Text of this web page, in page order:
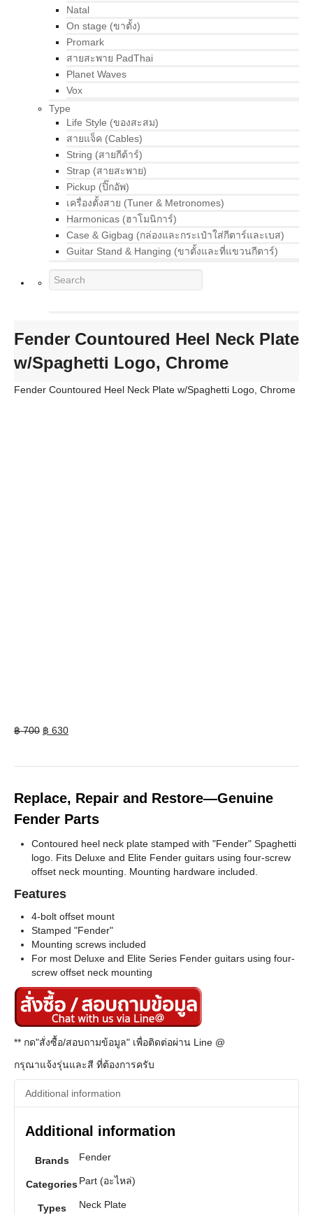
Natal
On stage (ขาตั้ง)
Promark
สายสะพาย PadThai
Planet Waves
Vox
Type
Life Style (ของสะสม)
สายแจ็ค (Cables)
String (สายกีต้าร์)
Strap (สายสะพาย)
Pickup (ปิ๊กอัพ)
เครื่องตั้งสาย (Tuner & Metronomes)
Harmonicas (ฮาโมนิการ์)
Case & Gigbag (กล่องและกระเป๋าใส่กีตาร์และเบส)
Guitar Stand & Hanging (ขาตั้งและที่แขวนกีตาร์)
Fender Countoured Heel Neck Plate
w/Spaghetti Logo, Chrome
Fender Countoured Heel Neck Plate w/Spaghetti Logo, Chrome
฿700 Original
฿ 630Current
Replace, Repair and Restore—Genuine
Fender Parts
Contoured heel neck plate stamped with "Fender" Spaghetti
logo. Fits Deluxe and Elite Fender guitars using four-screw
offset neck mounting. Mounting hardware included.
Features
4-bolt offset mount
Stamped "Fender"
Mounting screws included
For most Deluxe and Elite Series Fender guitars using four-
screw offset neck mounting
** กด"สั่งซื้อ/สอบถามข้อมูล" เพื่อติดต่อผ่าน Line @
กรุณาแจ้งรุ่นและสี ที่ต้องการครับ
Additional information
Additional information
Brands Fender
CategoriesPart (อะไหล่)
Types Neck Plate